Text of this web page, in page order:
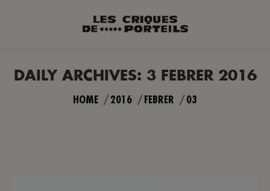
DAILY ARCHIVES: 3 FEBRER 2016
You are here:
HOME 2016 FEBRER 03